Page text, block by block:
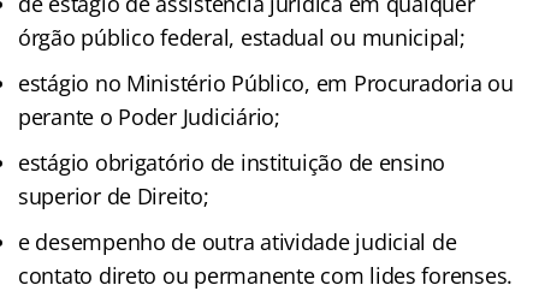
órgão público federal, estadual ou municipal;
estágio no Ministério Público, em Procuradoria ou
perante o Poder Judiciário;
estágio obrigatório de instituição de ensino
superior de Direito;
e desempenho de outra atividade judicial de
contato direto ou permanente com lides forenses.